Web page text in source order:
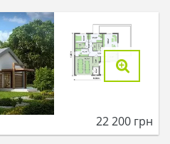
22 200 грн